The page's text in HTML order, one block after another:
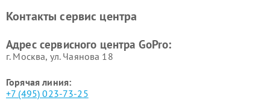
Контакты сервис центра
Адрес сервисного центра GoPro:
г. Москва, ул. Чаянова 18
Горячая линия:
+7 (495) 023-73-25